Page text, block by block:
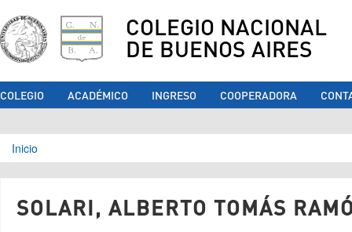
COLEGIO NACIONAL
DE BUENOS AIRES
COLEGIO ACADÉMICO INGRESO COOPERADORA
Se encuentra usted aquí
Inicio
SOLARI, ALBERTO TOMÁS